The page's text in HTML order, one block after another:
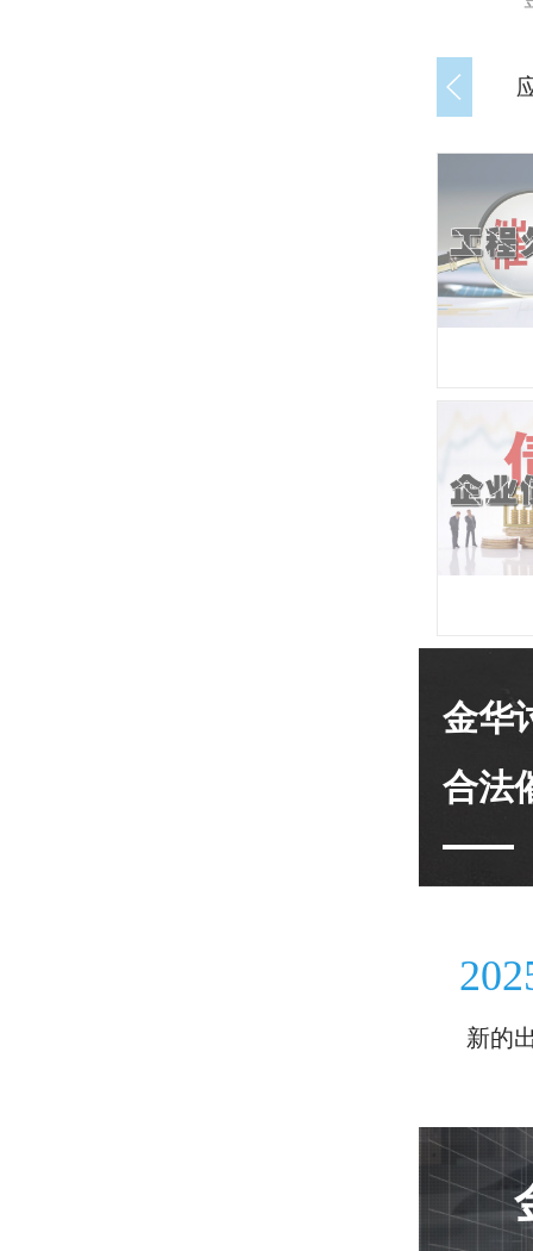
金华
合法
新的